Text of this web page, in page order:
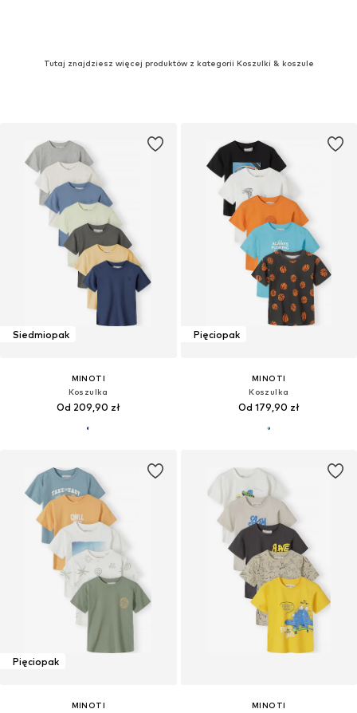
Tutaj znajdziesz więcej produktów z kategorii Koszulki & koszule
Siedmiopak
MINOTI
Koszulka
Od 209,90 zł
Pięciopak
MINOTI
Koszulka
Od 179,90 zł
Pięciopak
MINOTI
MINOTI